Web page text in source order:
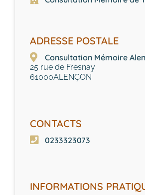
ADRESSE POSTALE
Consultation Mémoire
25 rue de Fresnay
61000ALENÇON
CONTACTS
0233323073
INFORMATIONS